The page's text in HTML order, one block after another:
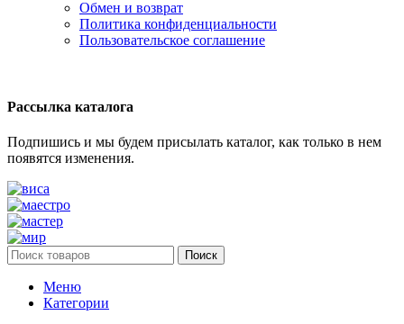
Обмен и возврат
Политика конфиденциальности
Пользовательское соглашение
Рассылка каталога
Подпишись и мы будем присылать каталог, как только в нем
появятся изменения.
Поиск
Меню
Категории